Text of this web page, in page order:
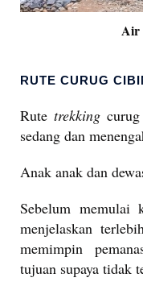
Air
RUTE CURUG
Rute trekkingcurug
sedang dan
Anak anak dan
Sebelum memulai
menjelaskan
memimpin
tujuan supaya tidak